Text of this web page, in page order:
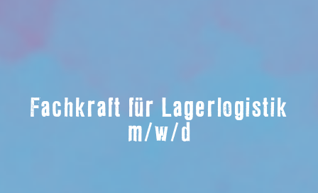
Fachkraft für Lagerlogistik
m/w/d